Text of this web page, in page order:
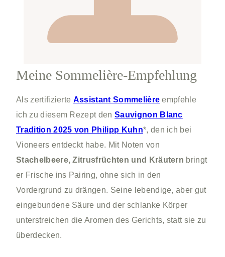
Meine Sommelière-Empfehlung
Als zertifizierte Assistant Sommelière empfehle
ich zu diesem Rezept denSauvignon Blanc
Tradition 2025 von Philipp Kuhn*, den ich bei
Vioneers entdeckt habe. Mit Noten von
Stachelbeere, Zitrusfrüchten und Kräutern bringt
er Frische ins Pairing, ohne sich in den
Vordergrund zu drängen. Seine lebendige, aber gut
eingebundene Säure und der schlanke Körper
unterstreichen die Aromen des Gerichts, statt sie zu
überdecken.